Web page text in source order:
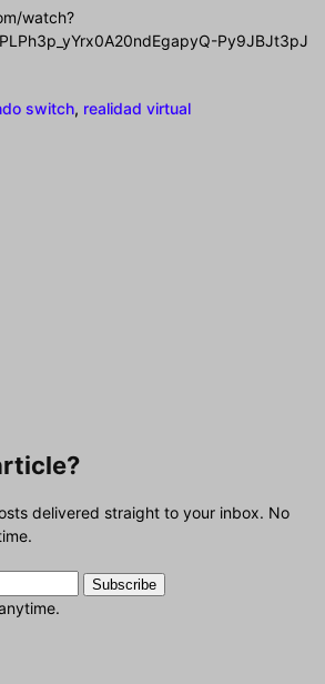
watch?
Py9JBJt3pJ
switch, realidad virtual
delivered straight to your inbox. No
Subscribe